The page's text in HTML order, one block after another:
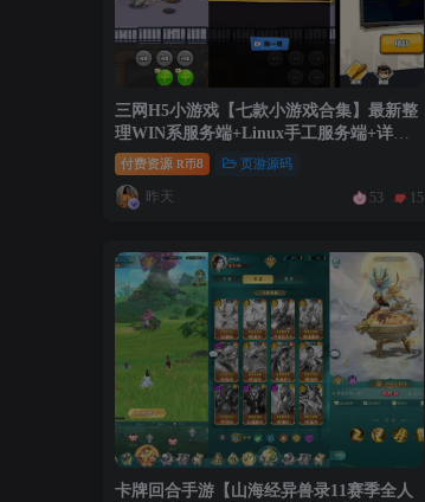
三网H5小游戏【七款小游戏合集】最新整
理WIN系服务端+Linux手工服务端+详细
搭建教程
付费资源 R币8 页游源码
昨天 53 15
卡牌回合手游【山海经异兽录11赛季全人